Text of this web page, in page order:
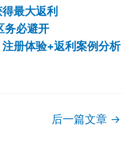
最大返利
务必避开
册体验+返利案例分析
后一篇文章 →